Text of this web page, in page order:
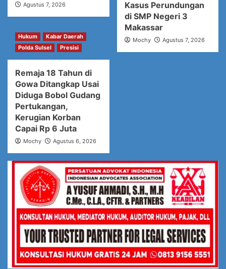
Agustus 7, 2026
Kasus Perundungan
di SMP Negeri 3
Makassar
Mochy Agustus 7, 2026
Hukum
Kabar Daerah
Polda Sulsel
Presisi
Remaja 18 Tahun di
Gowa Ditangkap Usai
Diduga Bobol Gudang
Pertukangan,
Kerugian Korban
Capai Rp 6 Juta
Mochy Agustus 6, 2026